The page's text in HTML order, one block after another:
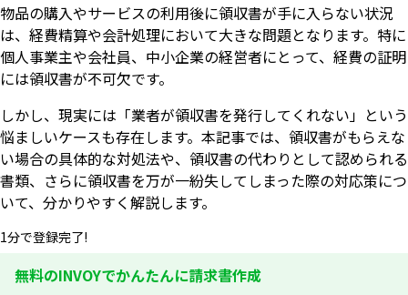
物品の購入やサービスの利用後に領収書が手に入らない状況
は、経費精算や会計処理において大きな問題となります。特に
個人事業主や会社員、中小企業の経営者にとって、経費の証明
には領収書が不可欠です。
しかし、現実には「業者が領収書を発行してくれない」という
悩ましいケースも存在します。本記事では、領収書がもらえな
い場合の具体的な対処法や、領収書の代わりとして認められる
書類、さらに領収書を万が一紛失してしまった際の対応策につ
いて、分かりやすく解説します。
1分で登録完了!
無料のINVOYでかんたんに請求書作成